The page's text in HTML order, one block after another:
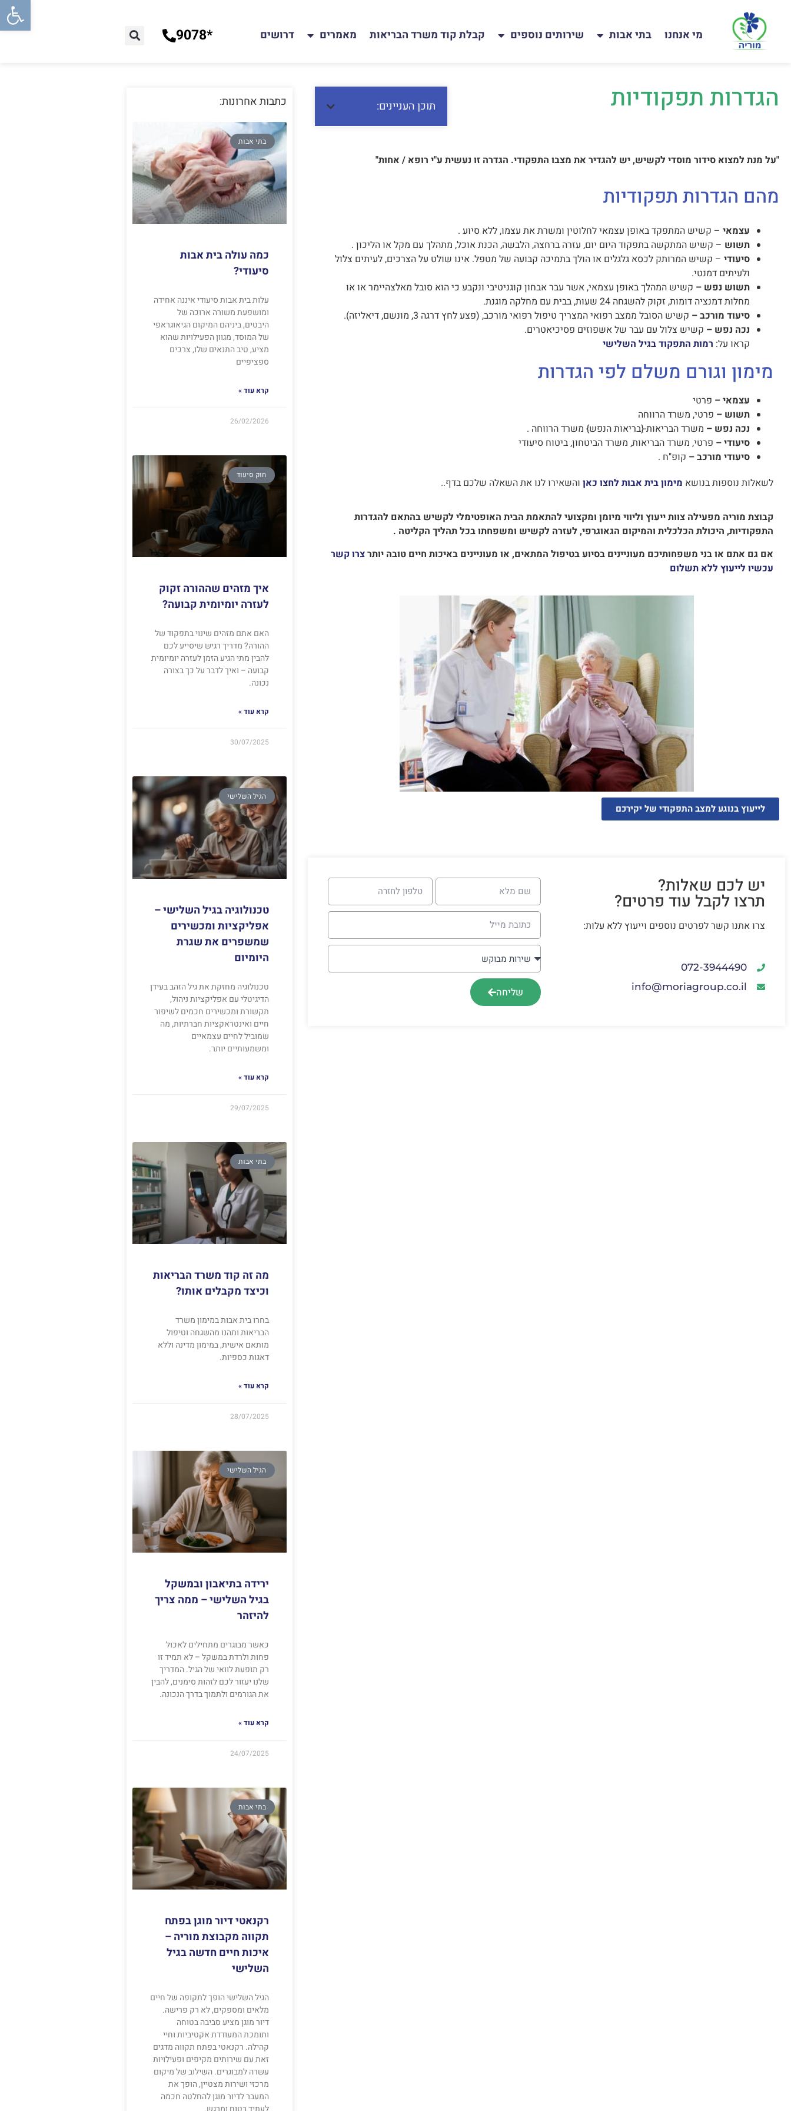
מי אנחנו בתי אבות שירותים נוספים קבלת קוד משרד הבריאות מאמרים דרושים *9078
הגדרות תפקודיות תוכן העניינים:
"על מנת למצוא סידור מוסדי לקשיש, יש להגדיר את מצבו התפקודי. הגדרה זו נעשית ע"י רופא / אחות"
מהם הגדרות תפקודיות
עצמאי – קשיש המתפקד באופן עצמאי לחלוטין ומשרת את עצמו, ללא סיוע .
תשוש – קשיש המתקשה בתפקוד היום יום, עזרה ברחצה, הלבשה, הכנת אוכל, מתהלך עם מקל או הליכון .
סיעודי – קשיש המרותק לכסא גלגלים או הולך בתמיכה קבועה של מטפל. אינו שולט על הצרכים, לעיתים צלול
ולעיתים דמנטי.
תשוש נפש – קשיש המהלך באופן עצמאי, אשר עבר אבחון קוגניטיבי ונקבע כי הוא סובל מאלצהיימר או או
מחלות דמנציה דומות, זקוק להשגחה 24 שעות, בבית עם מחלקה מוגנת.
סיעוד מורכב– קשיש הסובל ממצב רפואי המצריך טיפול רפואי מורכב, (פצע לחץ דרגה 3, מונשם, דיאליזה).
נכה נפש – קשיש צלול עם עבר של אשפוזים פסיכיאטרים.
קראו על: רמות התפקוד בגיל השלישי
מימון וגורם משלם לפי הגדרות​
עצמאי – פרטי
תשוש – פרטי, משרד הרווחה
נכה נפש – משרד הבריאות-{בריאות הנפש} משרד הרווחה .
סיעודי – פרטי, משרד הבריאות, משרד הביטחון, ביטוח סיעודי
סיעודי מורכב – קופ"ח .
לשאלות נוספות בנושא מימון בית אבותלחצו כאן והשאירו לנו את השאלה שלכם בדף..
קבוצת מוריה מפעילה צוות ייעוץ וליווי מיומן ומקצועי להתאמת הבית האופטימלי לקשיש בהתאם להגדרות
התפקודיות, היכולת הכלכלית והמיקום הגאוגרפי, לעזרה לקשיש ומשפחתו בכל תהליך הקליטה .
אם גם אתם או בני משפחותיכם מעוניינים בסיוע בטיפול המתאים, או מעוניינים באיכות חיים טובה יותרצרו קשר
עכשיו לייעוץ ללא תשלום
לייעוץ בנוגע למצב התפקודי של יקירכם
יש לכם שאלות?
תרצו לקבל עוד פרטים?
צרו אתנו קשר לפרטים נוספים וייעוץ ללא עלות:
072-3944490
info@moriagroup.co.il
שליחה
כתבות אחרונות:
בתי אבות
כמה עולה בית אבות
סיעודי?
עלות בית אבות סיעודי איננה אחידה
ומושפעת משורה ארוכה של
היבטים, ביניהם המיקום הגיאוגראפי
של המוסד, מגוון הפעילויות שהוא
מציע, טיב התנאים שלו, צרכים
ספציפיים
קרא עוד »
26/02/2026
חוק סיעוד
איך מזהים שההורה זקוק
לעזרה יומיומית קבועה?
האם אתם מזהים שינוי בתפקוד של
ההורה? מדריך רגיש שיסייע לכם
להבין מתי הגיע הזמן לעזרה יומיומית
קבועה – ואיך לדבר על כך בצורה
נכונה.
קרא עוד »
30/07/2025
הגיל השלישי
טכנולוגיה בגיל השלישי –
אפליקציות ומכשירים
שמשפרים את שגרת
היומיום
טכנולוגיה מחזקת את גיל הזהב בעידן
הדיגיטלי עם אפליקציות ניהול,
תקשורת ומכשירים חכמים לשיפור
חיים ואינטראקציות חברתיות, מה
שמוביל לחיים עצמאיים
ומשמעותיים יותר.
קרא עוד »
29/07/2025
בתי אבות
מה זה קוד משרד הבריאות
וכיצד מקבלים אותו?
בחרו בית אבות במימון משרד
הבריאות ותהנו מהשגחה וטיפול
מותאם אישית, במימון מדינה וללא
דאגות כספיות.
קרא עוד »
28/07/2025
הגיל השלישי
ירידה בתיאבון ובמשקל
בגיל השלישי – ממה צריך
להיזהר
כאשר מבוגרים מתחילים לאכול
פחות ולרדת במשקל – לא תמיד זו
רק תופעת לוואי של הגיל. המדריך
שלנו יעזור לכם לזהות סימנים, להבין
את הגורמים ולתמוך בדרך הנכונה.
קרא עוד »
24/07/2025
בתי אבות
רקנאטי דיור מוגן בפתח
תקווה מקבוצת מוריה –
איכות חיים חדשה בגיל
השלישי
הגיל השלישי הופך לתקופה של חיים
מלאים ומספקים, לא רק פרישה.
דיור מוגן מציע סביבה בטוחה
ותומכת המעודדת אקטיביות וחיי
קהילה. רקנאטי בפתח תקווה מדגים
זאת עם שירותים מקיפים ופעילויות
עשרה למבוגרים. השילוב של מיקום
מרכזי ושירות מצטיין, הופך את
המעבר לדיור מוגן להחלטה חכמה